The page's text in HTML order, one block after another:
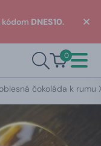
DNES10.
0
čokoláda k rumu